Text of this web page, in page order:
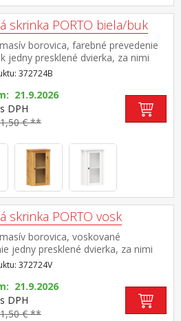
skrinka PORTO biela/buk
borovica, farebné prevedenie
jedny presklené dvierka, za nimi
maximálne nosnosti uvedené v
montáž súčasť zostavy PORTO
372724B
21.9.2026
s DPH
€ **
skrinka PORTO vosk
borovica, voskované
jedny presklené dvierka, za nimi
maximálne nosnosti uvedené v
montáž súčasť zostavy PORTO
372724V
21.9.2026
s DPH
€ **